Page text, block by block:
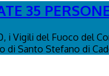
35
i Vigili del Fuoco del
di Santo Stefano di